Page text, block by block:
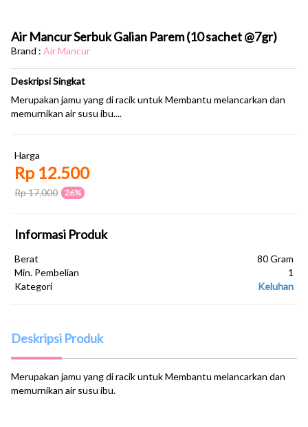
Air Mancur Serbuk Galian Parem (10 sachet @7gr)
Brand : Air Mancur
Deskripsi Singkat
Merupakan jamu yang di racik untuk Membantu melancarkan dan
memurnikan air susu ibu....
Harga
Rp 12.500
Rp 17.000 26%
Informasi Produk
Berat
80 Gram
Min. Pembelian
1
Kategori
Keluhan
Deskripsi Produk
Merupakan jamu yang di racik untuk Membantu melancarkan dan
memurnikan air susu ibu.